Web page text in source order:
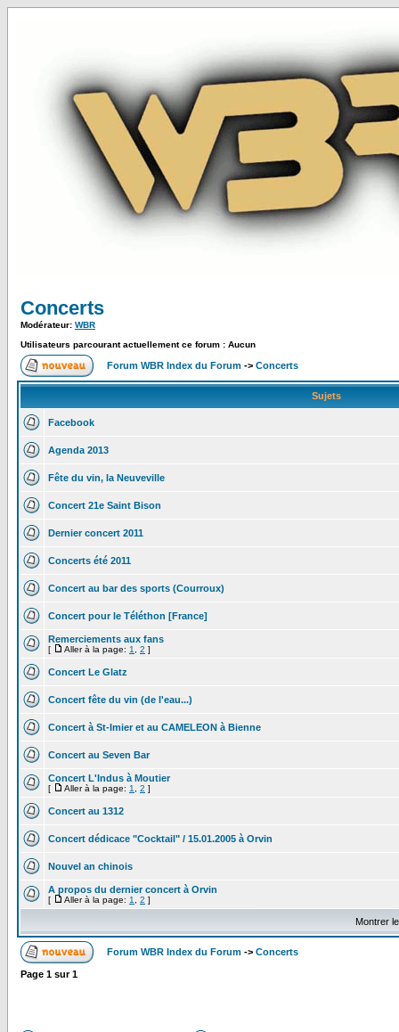
Concerts
Modérateur: WBR
Utilisateurs parcourant actuellement ce forum : Aucun
Forum WBR Index du Forum -> Concerts
Sujets
Facebook
Agenda 2013
Fête du vin, la Neuveville
Concert 21e Saint Bison
Dernier concert 2011
Concerts été 2011
Concert au bar des sports (Courroux)
Concert pour le Téléthon [France]
Remerciements aux fans
[ Aller à la page: 1 2 ]
Concert Le Glatz
Concert fête du vin (de l'eau...)
Concert à St-Imier et au CAMELEON à Bienne
Concert au Seven Bar
Concert L'Indus à Moutier
[ Aller à la page: 1 2 ]
Concert au 1312
Concert dédicace "Cocktail" / 15.01.2005 à Orvin
Nouvel an chinois
A propos du dernier concert à Orvin
[ Aller à la page: 1 2 ]
Montrer
Forum WBR Index du Forum -> Concerts
Page 1 sur1